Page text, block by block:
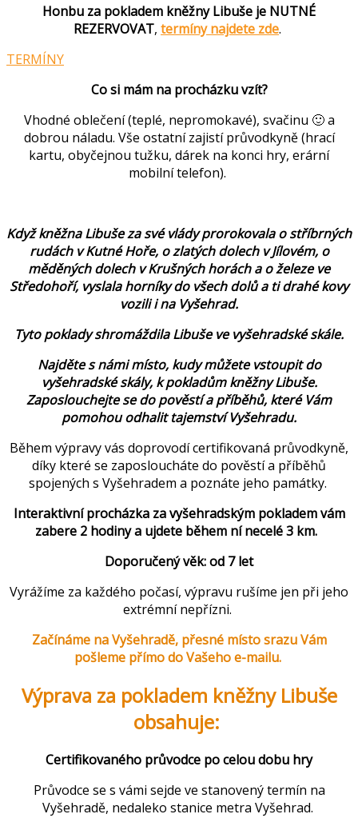
Honbu za pokladem kněžny Libuše je NUTNÉ
REZERVOVAT, termíny najdete zde.
TERMÍNY
Co si mám na procházku vzít?
Vhodné oblečení (teplé, nepromokavé), svačinu 🙂 a
dobrou náladu. Vše ostatní zajistí průvodkyně (hrací
kartu, obyčejnou tužku, dárek na konci hry, erární
mobilní telefon).
Když kněžna Libuše za své vlády prorokovala o stříbrných
rudách v Kutné Hoře, o zlatých dolech v Jílovém, o
měděných dolech v Krušných horách a o železe ve
Středohoří, vyslala horníky do všech dolů a ti drahé kovy
vozili i na Vyšehrad.
Tyto poklady shromáždila Libuše ve vyšehradské skále.
Najděte s námi místo, kudy můžete vstoupit do
vyšehradské skály, k pokladům kněžny Libuše.
Zaposlouchejte se do pověstí a příběhů, které Vám
pomohou odhalit tajemství Vyšehradu.
Během výpravy vás doprovodí certifikovaná průvodkyně,
díky které se zaposloucháte do pověstí a příběhů
spojených s Vyšehradem a poznáte jeho památky.
Interaktivní procházka za vyšehradským pokladem vám
zabere 2 hodiny a ujdete během ní necelé 3 km.
Doporučený věk: od 7 let
Vyrážíme za každého počasí, výpravu rušíme jen při jeho
extrémní nepřízni.
Začínáme na Vyšehradě, přesné místo srazu Vám
pošleme přímo do Vašeho e-mailu.
Výprava za pokladem kněžny Libuše
obsahuje:
Certifikovaného průvodce po celou dobu hry
Průvodce se s vámi sejde ve stanovený termín na
Vyšehradě, nedaleko stanice metra Vyšehrad.